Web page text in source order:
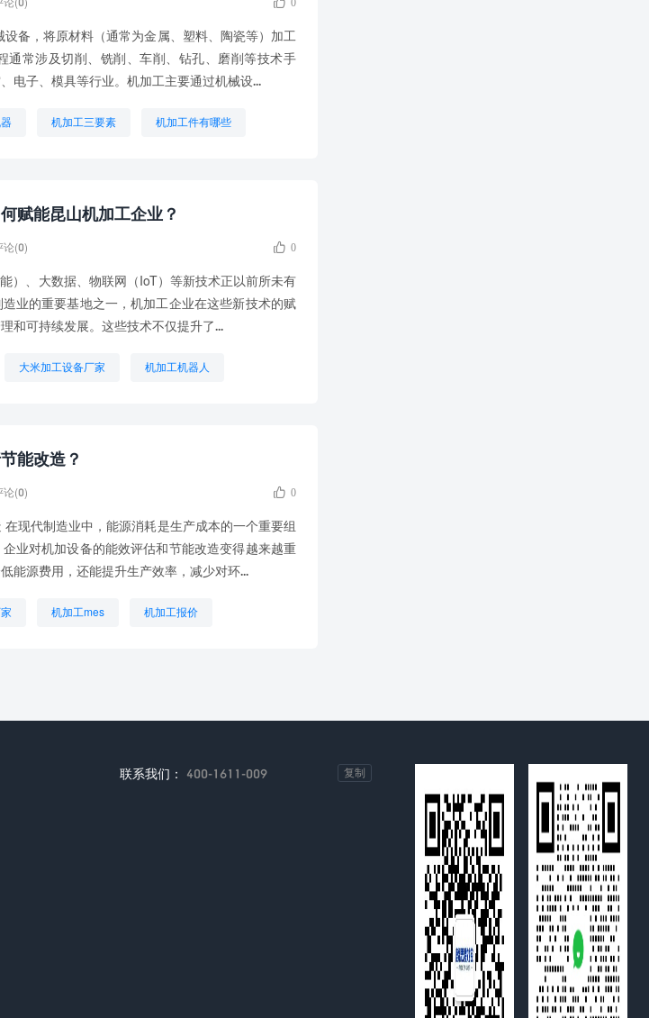
备，将原材料（通常为金属、塑料、陶瓷等）加工
通常涉及切削、铣削、车削、钻孔、磨削等技术手
电子、模具等行业。机加工主要通过机械设...
机加工三要素 机加工件有哪些
赋能昆山机加工企业？
论(0)  0
）、大数据、物联网（IoT）等新技术正以前所未有
业的重要基地之一，机加工企业在这些新技术的赋
和可持续发展。这些技术不仅提升了...
大米加工设备厂家 机加工机器人
能改造？
论(0)  0
现代制造业中，能源消耗是生产成本的一个重要组
业对机加设备的能效评估和节能改造变得越来越重
能源费用，还能提升生产效率，减少对环...
机加工mes 机加工报价
联系我们： 400-1611-009 复制